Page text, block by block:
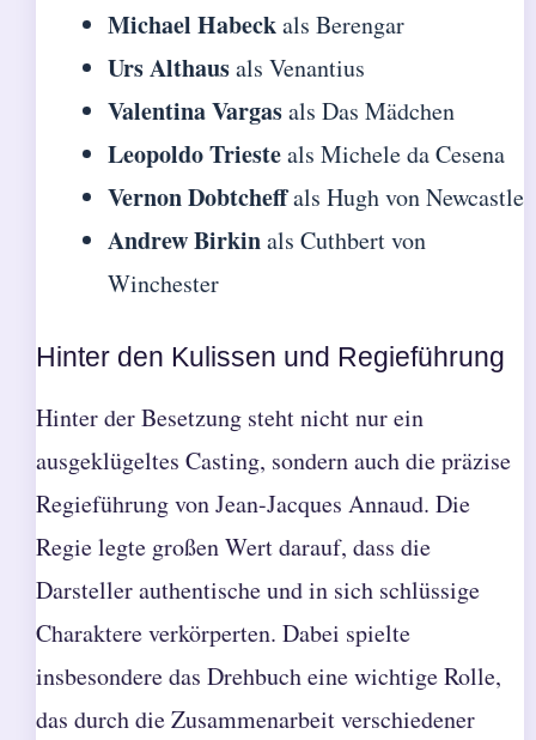
Michael Habeckals Berengar
Urs Althausals Venantius
Valentina Vargasals Das Mädchen
Leopoldo Triesteals Michele da Cesena
Vernon Dobtcheffals Hugh von Newcastle
Andrew Birkinals Cuthbert von
Winchester
Hinter den Kulissen und Regieführung
Hinter der Besetzung steht nicht nur ein
ausgeklügeltes Casting, sondern auch die präzise
Regieführung von Jean-Jacques Annaud. Die
Regie legte großen Wert darauf, dass die
Darsteller authentische und in sich schlüssige
Charaktere verkörperten. Dabei spielte
insbesondere das Drehbuch eine wichtige Rolle,
das durch die Zusammenarbeit verschiedener